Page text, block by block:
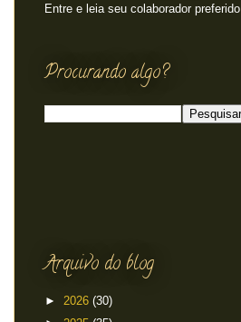
Entre e leia seu colaborador preferido
Procurando algo?
Arquivo do blog
► 2026 (30)